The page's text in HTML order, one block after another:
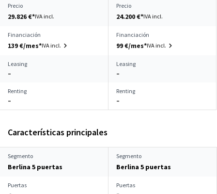
Precio
29.826 €*IVA incl.
Precio
24.200 €*IVA incl.
Financiación
139 €/mes*IVA incl.
Financiación
99 €/mes*IVA incl.
Leasing
–
Leasing
–
Renting
–
Renting
–
Características principales
Segmento
Berlina 5 puertas
Segmento
Berlina 5 puertas
Puertas Puertas